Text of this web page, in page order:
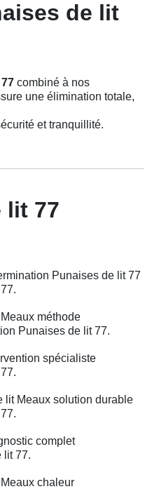
de lit
combiné à nos
une élimination totale,
et tranquillité.
lit 77
Punaises de lit 77
méthode
Punaises de lit 77.
spécialiste
lit Meaux solution durable
complet
lit 77.
chaleur